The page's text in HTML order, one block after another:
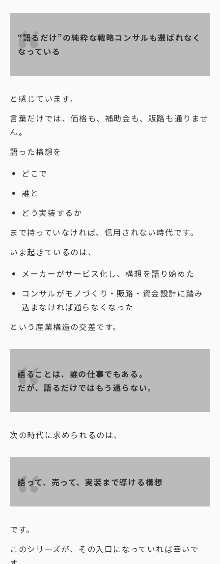
“語るだけ”の純粋な戦略コンサルも選ばれなく
なっている
と感じています。
言葉だけでは、価格も、補助金も、販路も通りませ
ん。
語った構想を
どこで
誰と
どう実装するか
まで持っていなければ、信用されない時代です。
いま起きているのは、
メーカーがサービス化し、構想を語り始めた
コンサルがモノづくり・販路・資金設計に踏み
込まなければ通らなくなった
という産業構造の交差です。
語ることは、誰の仕事でもある。
だが、語るだけではもう通らない。
次の時代に求められるのは、
語って、売って、実装まで導ける構想
です。
このシリーズが、その入口になっていれば幸いで